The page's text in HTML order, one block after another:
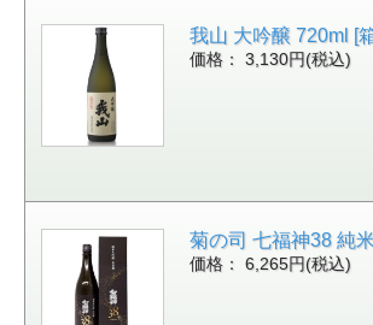
我山 大吟醸 720ml [
価格： 3,130円(税込)
菊の司 七福神38 純
価格： 6,265円(税込)